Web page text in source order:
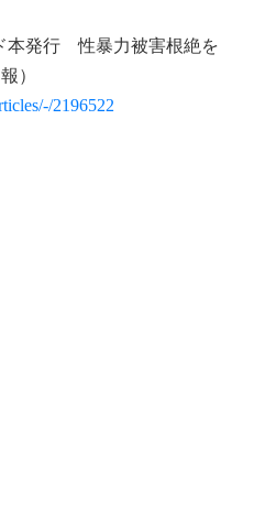
本発行 性暴力被害根絶を
）
2196522